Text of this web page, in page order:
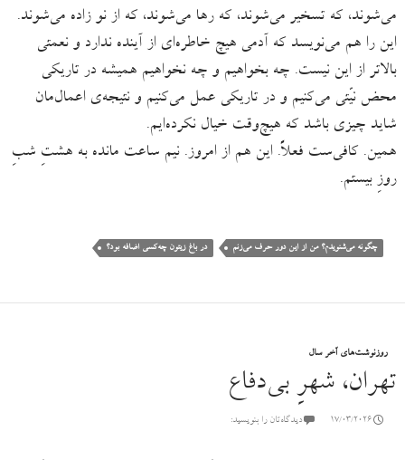
می‌شوند، که تسخیر می‌شوند، که رها می‌شوند، که از نو زاده می‌شوند.
این را هم می‌نویسد که آدمی هیچ خاطره‌ای از آینده ندارد و نعمتی
بالاتر از این نیست. چه بخواهیم و چه نخواهیم همیشه در تاریکی
محض نیّتی می‌کنیم و در تاریکی عمل می‌کنیم و نتیجه‌ی اعمال‌مان
شاید چیزی باشد که هیچ‌وقت خیال نکرده‌ایم.
همین. کافی‌ست فعلاً. این هم از امروز. نیم ساعت مانده به هشتِ شبِ
روزِ بیستم.
چگونه می‌شنویدم؟ من از این دور حرف می‌زنم در باغ زیتون چه‌کسی اضافه بود؟
روزنوشت‌های آخر سال
تهران، شهرِ بی‌دفاع
17/03/2026 دیدگاه‌تان را بنویسید: